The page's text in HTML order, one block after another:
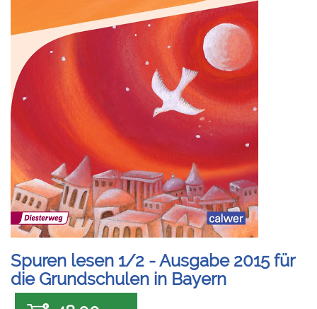
Spuren lesen 1/2 - Ausgabe 2015 für
die Grundschulen in Bayern